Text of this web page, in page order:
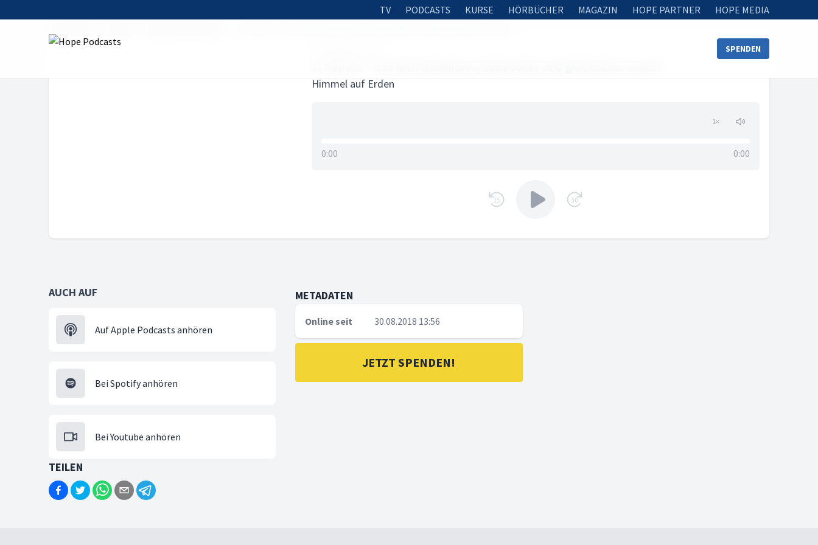
TV PODCASTS KURSE HÖRBÜCHER MAGAZIN HOPE PARTNER HOPE MEDIA
SPENDEN
Himmel auf Erden
1×
0:00 0:00
15 30
AUCH AUF
Auf Apple Podcasts anhören
Bei Spotify anhören
Bei Youtube anhören
METADATEN
Online seit 30.08.2018 13:56
JETZT SPENDEN!
TEILEN